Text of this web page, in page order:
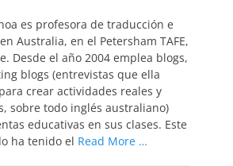
es profesora de traducción e
Australia, en el Petersham TAFE,
Desde el año 2004 emplea blogs,
blogs (entrevistas que ella
crear actividades reales y
sobre todo inglés australiano)
educativas en sus clases. Este
ha tenido el Read More …